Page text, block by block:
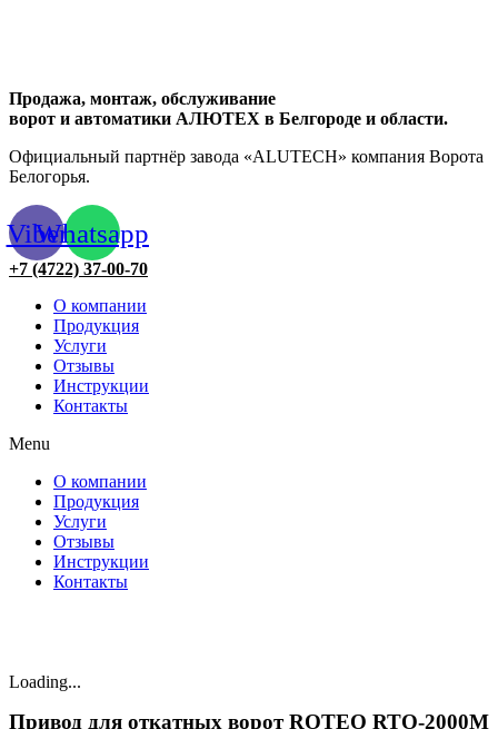
Продажа, монтаж, обслуживание
ворот и автоматики АЛЮТЕХ в Белгороде и области.
Официальный партнёр завода «ALUTECH» компания Ворота
Белогорья.
ViberWhatsapp
+7 (4722) 37-00-70
О компании
Продукция
Услуги
Отзывы
Инструкции
Контакты
Menu
О компании
Продукция
Услуги
Отзывы
Инструкции
Контакты
Loading...
Привод для откатных ворот ROTEO RTО-2000M